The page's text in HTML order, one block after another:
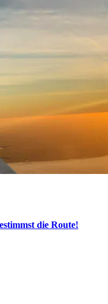
die Route!